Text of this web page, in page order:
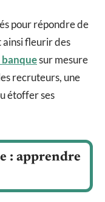
pour répondre de
fleurir des
sur mesure
recruteurs, une
étoffer ses
: apprendre